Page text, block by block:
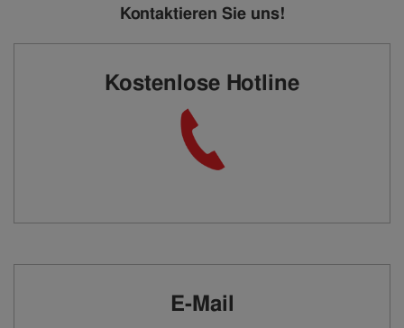
Kontaktieren Sie uns!
Kostenlose Hotline
E-Mail